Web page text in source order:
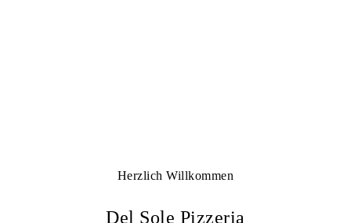
Herzlich Willkommen
Del Sole Pizzeria